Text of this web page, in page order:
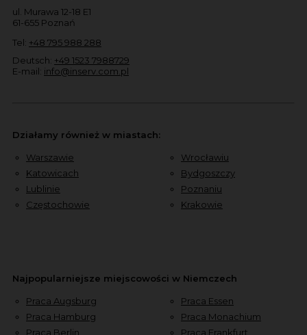
ul. Murawa 12-18 E1
61-655 Poznań
Tel: +48 795 988 288
Deutsch: +49 1523 7988729
E-mail: info@inserv.com.pl
Działamy również w miastach:
Warszawie
Katowicach
Lublinie
Częstochowie
Wrocławiu
Bydgoszczy
Poznaniu
Krakowie
Najpopularniejsze miejscowości w Niemczech
Praca Augsburg
Praca Hamburg
Praca Berlin
Praca Essen
Praca Monachium
Praca Frankfurt